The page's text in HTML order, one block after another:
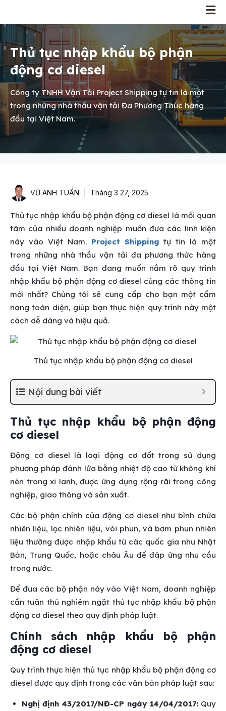
Thủ tục nhập khẩu bộ phận
động cơ diesel
Công ty TNHH Vận Tải Project Shipping tự tin là một
trong những nhà thầu vận tải Đa Phương Thức hàng
đầu tại Việt Nam.
VŨ ANH TUẤN Tháng 3 27, 2025
Thủ tục nhập khẩu bộ phận động cơ diesel là mối quan
tâm của nhiều doanh nghiệp muốn đưa các linh kiện
này vào Việt Nam. Project Shipping tự tin là một
trong những nhà thầu vận tải đa phương thức hàng
đầu tại Việt Nam. Bạn đang muốn nắm rõ quy trình
nhập khẩu bộ phận động cơ diesel cùng các thông tin
mới nhất? Chúng tôi sẽ cung cấp cho bạn một cẩm
nang toàn diện, giúp bạn thực hiện quy trình này một
cách dễ dàng và hiệu quả.
Thủ tục nhập khẩu bộ phận động cơ diesel
Nội dung bài viết
Thủ tục nhập khẩu bộ phận động
cơ diesel
Động cơ diesel là loại động cơ đốt trong sử dụng
phương pháp đánh lửa bằng nhiệt độ cao từ không khí
nén trong xi lanh, được ứng dụng rộng rãi trong công
nghiệp, giao thông và sản xuất.
Các bộ phận chính của động cơ diesel như bình chứa
nhiên liệu, lọc nhiên liệu, vòi phun, và bơm phun nhiên
liệu thường được nhập khẩu từ các quốc gia như Nhật
Bản, Trung Quốc, hoặc châu Âu để đáp ứng nhu cầu
trong nước.
Để đưa các bộ phận này vào Việt Nam, doanh nghiệp
cần tuân thủ nghiêm ngặt thủ tục nhập khẩu bộ phận
động cơ diesel theo quy định pháp luật.
Chính sách nhập khẩu bộ phận
động cơ diesel
Quy trình thực hiện thủ tục nhập khẩu bộ phận động cơ
diesel được quy định trong các văn bản pháp luật sau:
Nghị định 43/2017/NĐ-CP ngày 14/04/2017: Quy